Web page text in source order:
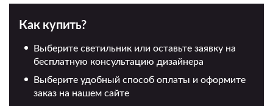
Как купить?
Выберите светильник или оставьте заявку на
бесплатную консультацию дизайнера
Выберите удобный способ оплаты и оформите
заказ на нашем сайте